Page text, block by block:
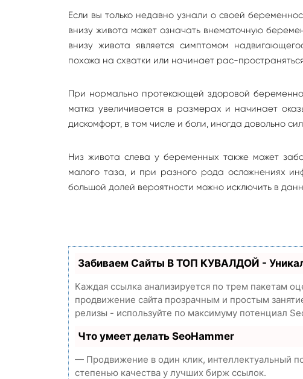
Если вы только недавно узнали о своей
внизу живота может означать внематочную
внизу живота является симптомом
похожа на схватки или начинает рас-
При нормально протекающей здоровой
матка увеличивается в размерах и начинает
дискомфорт, в том числе и боли, иногда довольно
Низ живота слева у беременных также может
малого таза, и при разного рода осложнениях
большой долей вероятности можно исключить в
Забиваем Сайты В ТОП КУВАЛДОЙ -
Каждая ссылка анализируется по трем пакетам
продвижение сайта прозрачным и простым
релизы - используйте по максимуму потенциал
Что умеет делать SeoHammer
— Продвижение в один клик, интеллектуальный
степенью качества у лучших бирж ссылок.